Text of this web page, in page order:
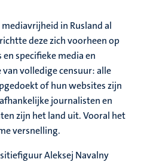
in Rusland al
deze zich voorheen op
en specifieke media en
volledige censuur: alle
of hun websites zijn
journalisten en
zijn het land uit. Vooral het
versnelling.
Aleksej Navalny